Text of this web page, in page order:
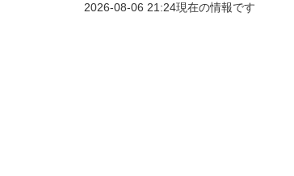
2026-08-06 21:24現在の情報です